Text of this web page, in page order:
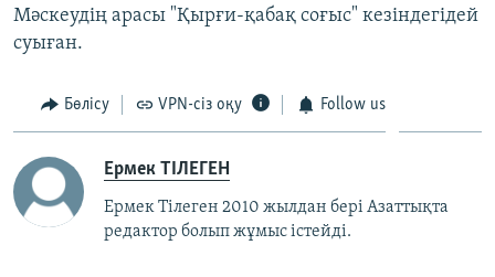
Мәскеудің арасы "Қырғи-қабақ соғыс" кезіндегідей
суыған.
Бөлісу VPN-сіз оқу Follow us
Ермек ТІЛЕГЕН
Ермек Тілеген 2010 жылдан бері Азаттықта
редактор болып жұмыс істейді.